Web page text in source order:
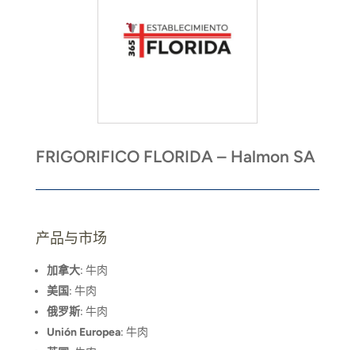
FRIGORIFICO FLORIDA – Halmon SA
产品与市场
加拿大: 牛肉
美国: 牛肉
俄罗斯: 牛肉
Unión Europea: 牛肉